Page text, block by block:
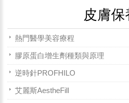
皮膚保
熱門醫學美容療程
膠原蛋白增生劑種類與原理
逆時針PROFHILO
艾麗斯AestheFill